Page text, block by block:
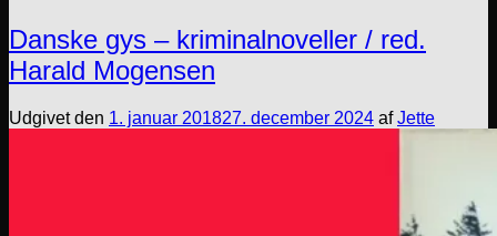
Danske gys – kriminalnoveller / red.
Harald Mogensen
Udgivet den 1. januar 201827. december 2024 afJette